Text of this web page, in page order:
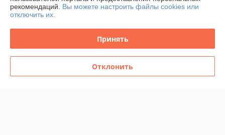
Политика обработки cookies
рекомендаций. Вы можете настроить файлы cookies или
отключить их.
Принять
Отклонить